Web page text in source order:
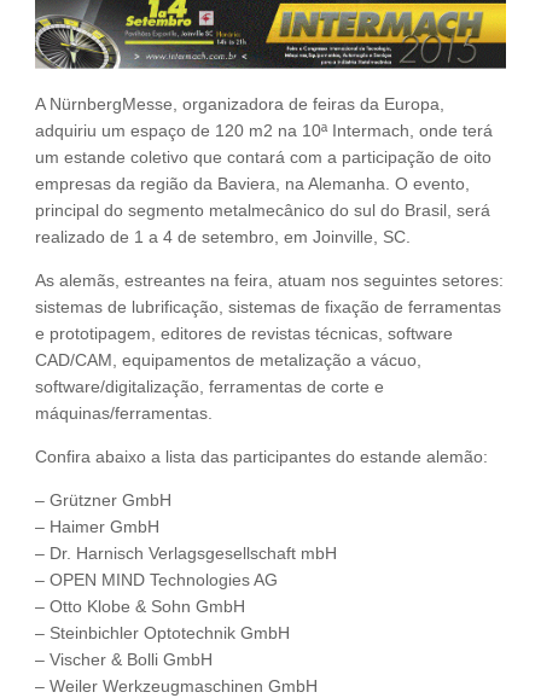
Fale Conosco
NOSSAS ASSOCIADAS
SEJA UM ASSOCIADO
VAGAS
A NürnbergMesse, organizadora de feiras da Europa,
adquiriu um espaço de 120 m2 na 10ª Intermach, onde terá
um estande coletivo que contará com a participação de oito
empresas da região da Baviera, na Alemanha. O evento,
principal do segmento metalmecânico do sul do Brasil, será
realizado de 1 a 4 de setembro, em Joinville, SC.
As alemãs, estreantes na feira, atuam nos seguintes setores:
sistemas de lubrificação, sistemas de fixação de ferramentas
e prototipagem, editores de revistas técnicas, software
CAD/CAM, equipamentos de metalização a vácuo,
software/digitalização, ferramentas de corte e
máquinas/ferramentas.
Confira abaixo a lista das participantes do estande alemão:
– Grützner GmbH
– Haimer GmbH
– Dr. Harnisch Verlagsgesellschaft mbH
– OPEN MIND Technologies AG
– Otto Klobe & Sohn GmbH
– Steinbichler Optotechnik GmbH
– Vischer & Bolli GmbH
– Weiler Werkzeugmaschinen GmbH